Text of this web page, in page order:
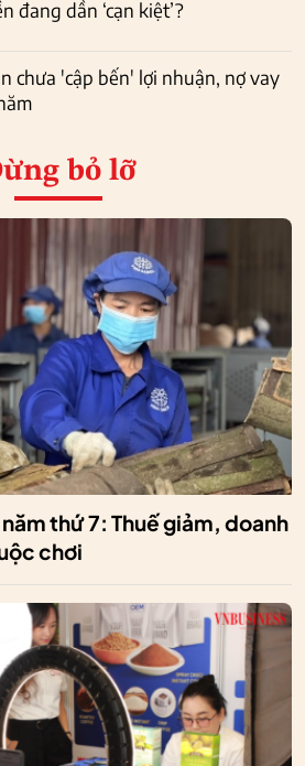
đang dần ‘cạn kiệt’?
chưa 'cập bến' lợi nhuận, nợ vay
bỏ lỡ
thứ 7: Thuế giảm, doanh
chơi